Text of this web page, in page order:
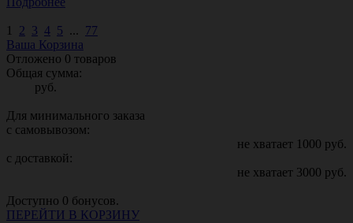
1 2 3 4 5 ... 77
Ваша Корзина
Отложено 0 товаров
Общая сумма:
руб.
Для минимального заказа
с самовывозом:
не хватает 1000 руб.
с доставкой:
не хватает 3000 руб.
Доступно 0 бонусов.
ПЕРЕЙТИ В КОРЗИНУ